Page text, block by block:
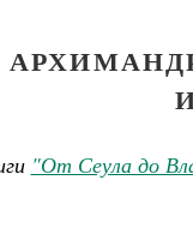
"От Сеула до